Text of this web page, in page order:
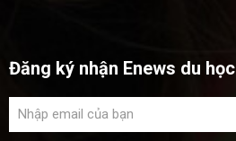
Đăng ký nhận Enews du học